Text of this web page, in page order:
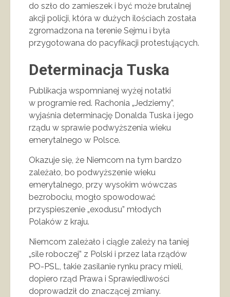
do szło do zamieszek i być może brutalnej
akcji policji, która w dużych ilościach została
zgromadzona na terenie Sejmu i była
przygotowana do pacyfikacji protestujących.
Determinacja Tuska
Publikacja wspomnianej wyżej notatki
w programie red. Rachonia „Jedziemy”,
wyjaśnia determinację Donalda Tuska i jego
rządu w sprawie podwyższenia wieku
emerytalnego w Polsce.
Okazuje się, że Niemcom na tym bardzo
zależało, bo podwyższenie wieku
emerytalnego, przy wysokim wówczas
bezrobociu, mogło spowodować
przyspieszenie „exodusu” młodych
Polaków z kraju.
Niemcom zależało i ciągle zależy na taniej
„sile roboczej” z Polski i przez lata rządów
PO-PSL, takie zasilanie rynku pracy mieli,
dopiero rząd Prawa i Sprawiedliwości
doprowadził do znaczącej zmiany.